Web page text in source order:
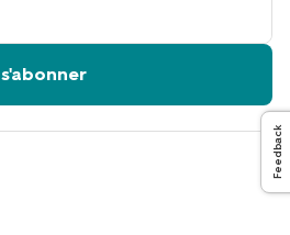
s'abonner
Feedback